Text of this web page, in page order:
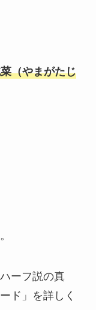
（やまがたじ
ーフ説の真
ド」を詳しく